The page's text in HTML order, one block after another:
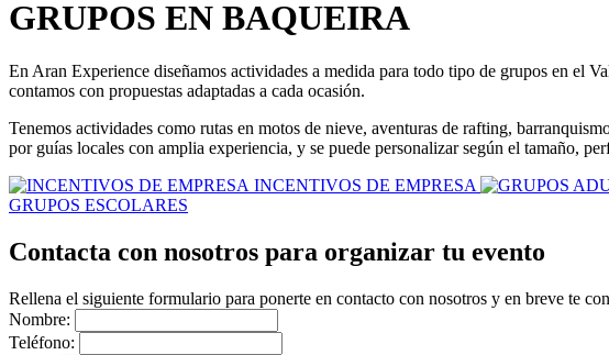
GRUPOS EN BAQUEIRA
En Aran Experience diseñamos actividades a medida para todo tipo de grupos en el
contamos con propuestas adaptadas a cada ocasión.
Tenemos actividades como rutas en motos de nieve, aventuras de rafting,
por guías locales con amplia experiencia, y se puede personalizar según el tamaño,
INCENTIVOS DE EMPRESA
GRUPOS ESCOLARES
Contacta con nosotros para organizar tu evento
Rellena el siguiente formulario para ponerte en contacto con nosotros y en breve te
Nombre:
Teléfono: